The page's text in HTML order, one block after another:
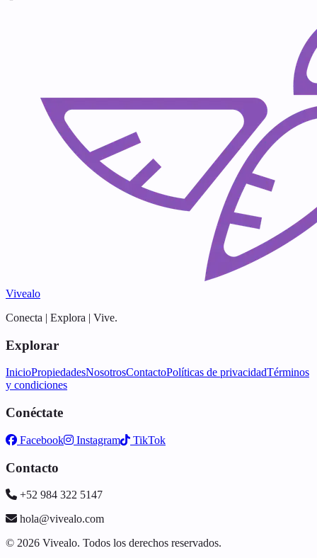
Vivealo
Conecta | Explora | Vive.
Explorar
InicioPropiedadesNosotrosContactoPolíticas de privacidadTérminos
y condiciones
Conéctate
Facebook Instagram TikTok
Contacto
+52 984 322 5147
hola@vivealo.com
© 2026 Vivealo. Todos los derechos reservados.